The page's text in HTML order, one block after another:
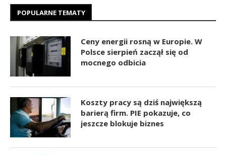
POPULARNE TEMATY
Ceny energii rosną w Europie. W
Polsce sierpień zaczął się od
mocnego odbicia
Koszty pracy są dziś największą
barierą firm. PIE pokazuje, co
jeszcze blokuje biznes